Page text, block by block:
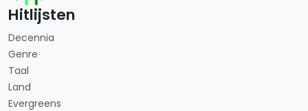
Hitlijsten
Decennia
Genre
Taal
Land
Evergreens